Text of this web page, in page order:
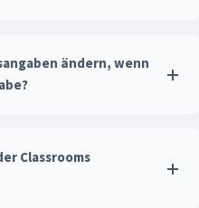
ändern, wenn
Classrooms